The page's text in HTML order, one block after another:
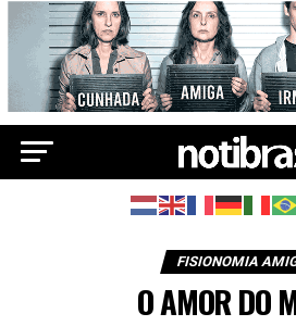
FISIONOMIA
O AMOR DO